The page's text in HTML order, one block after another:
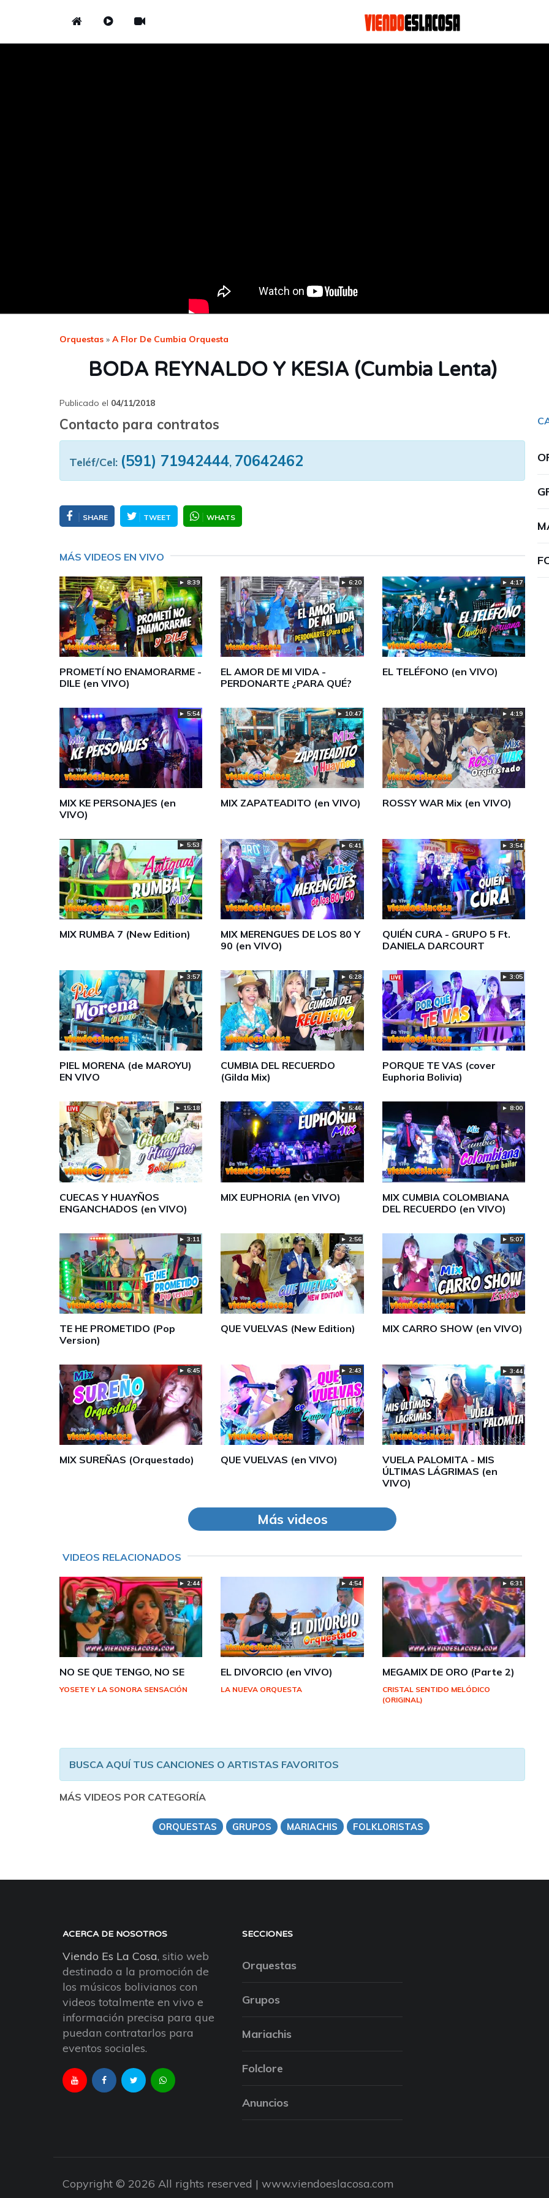
Orquestas » A Flor De Cumbia Orquesta
BODA REYNALDO Y KESIA (Cumbia Lenta)
Publicado el 04/11/2018
Contacto para contratos
Teléf/Cel: (591) 71942444, 70642462
SHARE TWEET WHATS
MÁS VIDEOS EN VIVO
► 8:39
PROMETÍ NO ENAMORARME -
DILE (en VIVO)
► 6:20
EL AMOR DE MI VIDA -
PERDONARTE ¿PARA QUÉ?
► 4:17
EL TELÉFONO (en VIVO)
► 5:54
MIX KE PERSONAJES (en
VIVO)
► 10:47
MIX ZAPATEADITO (en VIVO)
► 4:19
ROSSY WAR Mix (en VIVO)
► 5:53
MIX RUMBA 7 (New Edition)
► 6:41
MIX MERENGUES DE LOS 80 Y
90 (en VIVO)
► 3:54
QUIÉN CURA - GRUPO 5 Ft.
DANIELA DARCOURT
► 3:57
PIEL MORENA (de MAROYU)
EN VIVO
► 6:28
CUMBIA DEL RECUERDO
(Gilda Mix)
► 3:05
PORQUE TE VAS (cover
Euphoria Bolivia)
► 15:18
CUECAS Y HUAYÑOS
ENGANCHADOS (en VIVO)
► 5:46
MIX EUPHORIA (en VIVO)
► 8:00
MIX CUMBIA COLOMBIANA
DEL RECUERDO (en VIVO)
► 3:11
TE HE PROMETIDO (Pop
Version)
► 2:56
QUE VUELVAS (New Edition)
► 5:07
MIX CARRO SHOW (en VIVO)
► 6:45
MIX SUREÑAS (Orquestado)
► 2:43
QUE VUELVAS (en VIVO)
► 3:44
VUELA PALOMITA - MIS
ÚLTIMAS LÁGRIMAS (en
VIVO)
Más videos
VIDEOS RELACIONADOS
► 2:44
NO SE QUE TENGO, NO SE
YOSETE Y LA SONORA SENSACIÓN
► 4:54
EL DIVORCIO (en VIVO)
LA NUEVA ORQUESTA
► 6:31
MEGAMIX DE ORO (Parte 2)
CRISTAL SENTIDO MELÓDICO
(ORIGINAL)
BUSCA AQUÍ TUS CANCIONES O ARTISTAS FAVORITOS
MÁS VIDEOS POR CATEGORÍA
ORQUESTAS GRUPOS MARIACHIS FOLKLORISTAS
ACERCA DE NOSOTROS
Viendo Es La Cosa, sitio web
destinado a la promoción de
los músicos bolivianos con
videos totalmente en vivo e
información precisa para que
puedan contratarlos para
eventos sociales.
SECCIONES
Orquestas
Grupos
Mariachis
Folclore
Anuncios
Copyright © 2026 All rights reserved | www.viendoeslacosa.com